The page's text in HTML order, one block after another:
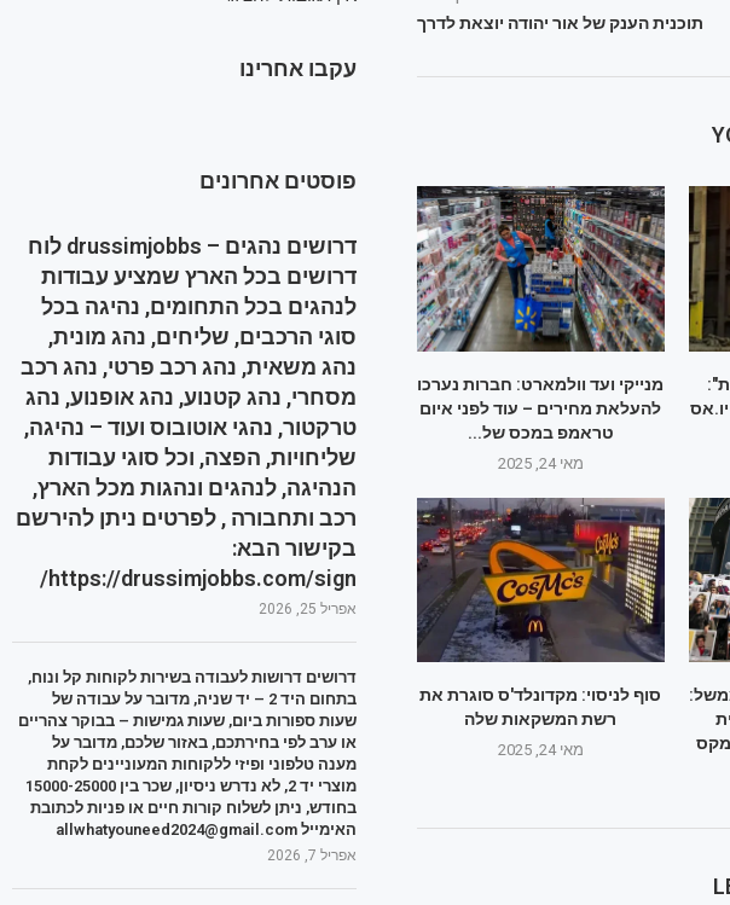
תוכנית הענק של אור יהודה יוצאת לדרך
מנייקי ועד וולמארט: חברות נערכו
להעלאת מחירים – עוד לפני איום
טראמפ במכס של...
מאי 24, 2025
סוף לניסוי: מקדונלד'ס סוגרת את
רשת המשקאות שלה
מאי 24, 2025
עקבו אחרינו
פוסטים אחרונים
דרושים נהגים – drussimjobbs לוח
דרושים בכל הארץ שמציע עבודות
לנהגים בכל התחומים, נהיגה בכל
סוגי הרכבים, שליחים, נהג מונית,
נהג משאית, נהג רכב פרטי, נהג רכב
מסחרי, נהג קטנוע, נהג אופנוע, נהג
טרקטור, נהגי אוטובוס ועוד – נהיגה,
שליחויות, הפצה, וכל סוגי עבודות
הנהיגה, לנהגים ונהגות מכל הארץ,
רכב ותחבורה , לפרטים ניתן להירשם
בקישור הבא:
https://drussimjobbs.com/sign/
אפריל 25, 2026
דרושים דרושות לעבודה בשירות לקוחות קל ונוח,
בתחום היד 2 – יד שניה, מדובר על עבודה של
שעות ספורות ביום, שעות גמישות – בבוקר צהריים
או ערב לפי בחירתכם, באזור שלכם, מדובר על
מענה טלפוני ופיזי ללקוחות המעוניינים לקחת
מוצרי יד 2, לא נדרש ניסיון, שכר בין 15000-25000
בחודש, ניתן לשלוח קורות חיים או פניות לכתובת
האימייל allwhatyouneed2024@gmail.com
אפריל 7, 2026